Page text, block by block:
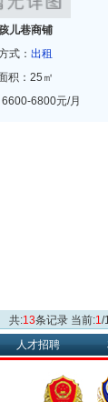
儿巷商铺
式： 出租
积：25㎡
6800元/月
共:13条记录 当前:1/
人才招聘